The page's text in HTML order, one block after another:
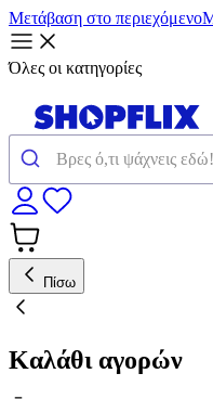
Μετάβαση στο περιεχόμενο
Όλες οι κατηγορίες
Πίσω
Καλάθι αγορών